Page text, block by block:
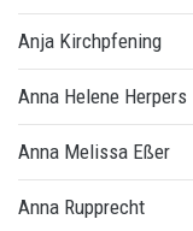
Anja Kirchpfening
Anna Helene Herpers
Anna Melissa Eßer
Anna Rupprecht